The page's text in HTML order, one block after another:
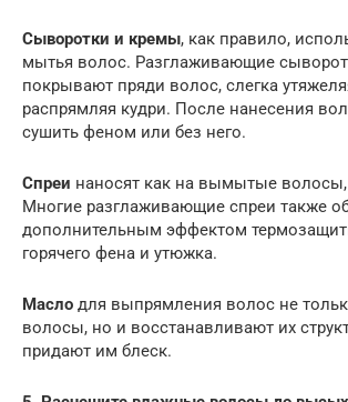
Сыворотки и кремы, как правило,
мытья волос. Разглаживающие
покрывают пряди волос, слегка
распрямляя кудри. После нанесения
сушить феном или без него.
Спреи наносят как на вымытые волосы,
Многие разглаживающие спреи также
дополнительным эффектом
горячего фена и утюжка.
Масло для выпрямления волос не
волосы, но и восстанавливают их
придают им блеск.